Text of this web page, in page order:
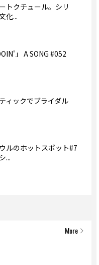
トクチュール。シリ
化...
」 A SONG #052
ィックでブライダル
ルのホットスポット#7
...
More